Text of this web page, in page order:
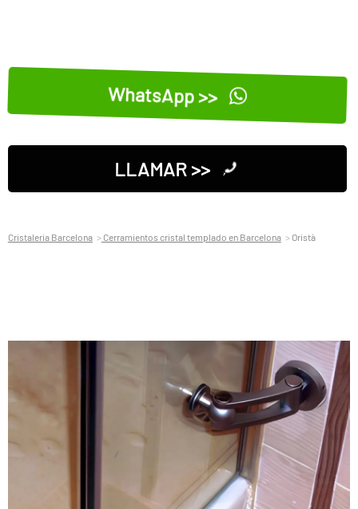
WhatsApp >>
LLAMAR >>
Cristaleria Barcelona Cerramientos cristal templado en Barcelona Oristà